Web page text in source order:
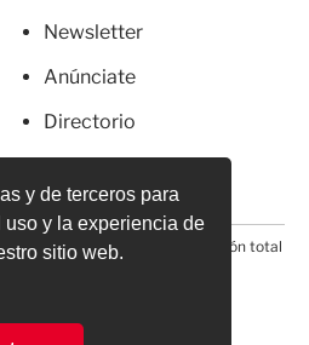
y de terceros para
y la experiencia de
sitio web.
Newsletter
Anúnciate
Directorio
Prohibida la reproducción total
cualquier medio electrónico*